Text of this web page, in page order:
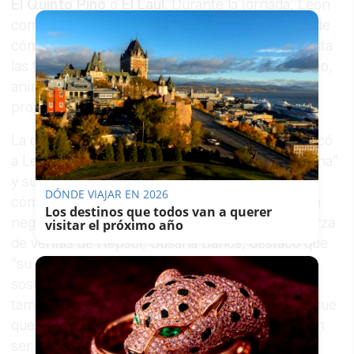
El Quinto Pino
El Laul.
Durante la jornada, León
cómo trabajar con productos de proximidad hasta
las formas de conectar los platos con el territorio,
animando a sus compañeros a emprender sus
propios proyectos sostenibles.
La directora de Guía Repsol,María Ritter, calificó
a León de "embajador natural de Hacemos cocina"
y subrayó que su proyecto es "un ejemplo de
cómo conjugar conciencia medioambiental con
negocio". En la misma línea, la directora de fuerza
de ventas de Repsol, Susana Baños, destacó que
"su trabajo en Aponiente demuestra que la
sostenibilidad no solo es buena para el planeta,
también es buena para el negocio. Y eso es lo que
queremos para todos los hosteleros: que puedan
ser más eficientes económicamente y, a la vez,
DÓNDE VIAJAR EN 2026
Los destinos que todos van a querer
visitar el próximo año